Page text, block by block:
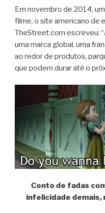
Em novembro de 2014,
filme, o site americano de
TheStreet.com escreveu: “
uma marca global, uma
ao redor de produtos,
que podem durar até o
Conto de fadas
infelicidade demais,